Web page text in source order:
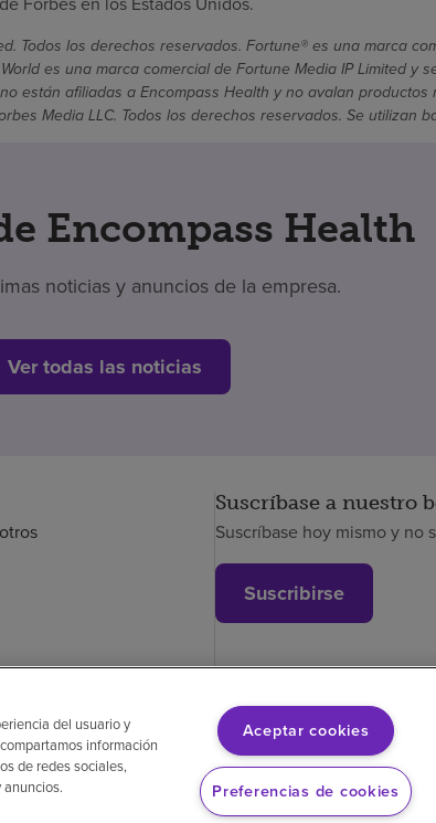
Todos los derechos reservados. Fortune® es una marca
es una marca comercial de Fortune Media IP Limited y
están afiliadas a Encompass Health y no avalan productos
Media LLC. Todos los derechos reservados. Se utilizan
Encompass Health
noticias y anuncios de la empresa.
Ver todas las noticias
Suscríbase a nuestro
Suscríbase hoy mismo y no
Suscribirse
Cumplimiento de los proveedores
del usuario y
información
de redes sociales,
Aceptar cookies
Preferencias de cookies